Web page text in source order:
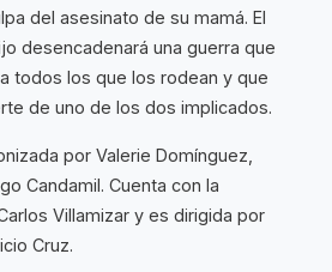
del asesinato de su mamá. El
desencadenará una guerra que
todos los que los rodean y que
de uno de los dos implicados.
por Valerie Domínguez,
Candamil. Cuenta con la
Villamizar y es dirigida por
Cruz.